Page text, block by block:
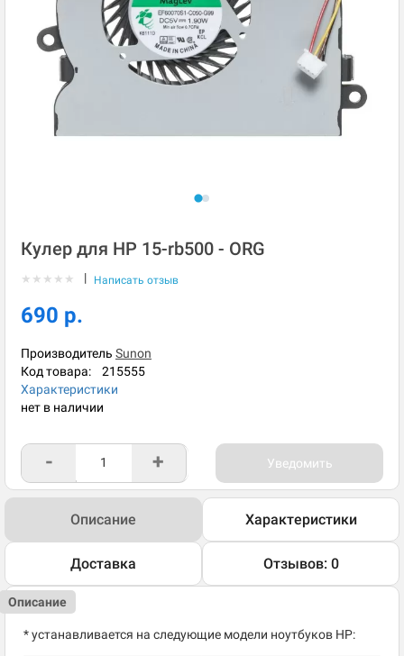
Кулер для HP 15-rb500 - ORG
★ ★ ★ ★ ★ | Написать отзыв
690 р.
Производитель Sunon
Код товара: 215555
Характеристики
нет в наличии
- + Уведомить
Описание Характеристики
Доставка Отзывов: 0
Описание
* устанавливается на следующие модели ноутбуков HP: